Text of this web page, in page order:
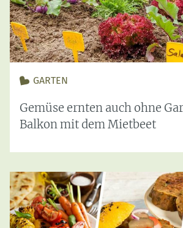
GARTEN
Gemüse ernten auch ohne
Balkon mit dem Mietbeet